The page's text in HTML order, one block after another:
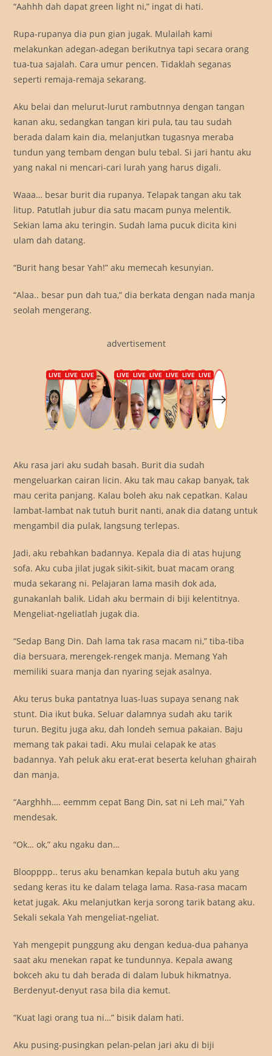
“Aahhh dah dapat green light ni,” ingat di hati.
Rupa-rupanya dia pun gian jugak. Mulailah kami
melakunkan adegan-adegan berikutnya tapi secara orang
tua-tua sajalah. Cara umur pencen. Tidaklah seganas
seperti remaja-remaja sekarang.
Aku belai dan melurut-lurut rambutnnya dengan tangan
kanan aku, sedangkan tangan kiri pula, tau tau sudah
berada dalam kain dia, melanjutkan tugasnya meraba
tundun yang tembam dengan bulu tebal. Si jari hantu aku
yang nakal ni mencari-cari lurah yang harus digali.
Waaa… besar burit dia rupanya. Telapak tangan aku tak
litup. Patutlah jubur dia satu macam punya melentik.
Sekian lama aku teringin. Sudah lama pucuk dicita kini
ulam dah datang.
“Burit hang besar Yah!” aku memecah kesunyian.
“Alaa.. besar pun dah tua,” dia berkata dengan nada manja
seolah mengerang.
advertisement
Aku rasa jari aku sudah basah. Burit dia sudah
mengeluarkan cairan licin. Aku tak mau cakap banyak, tak
mau cerita panjang. Kalau boleh aku nak cepatkan. Kalau
lambat-lambat nak tutuh burit nanti, anak dia datang untuk
mengambil dia pulak, langsung terlepas.
Jadi, aku rebahkan badannya. Kepala dia di atas hujung
sofa. Aku cuba jilat jugak sikit-sikit, buat macam orang
muda sekarang ni. Pelajaran lama masih dok ada,
gunakanlah balik. Lidah aku bermain di biji kelentitnya.
Mengeliat-ngeliatlah jugak dia.
“Sedap Bang Din. Dah lama tak rasa macam ni,” tiba-tiba
dia bersuara, merengek-rengek manja. Memang Yah
memiliki suara manja dan nyaring sejak asalnya.
Aku terus buka pantatnya luas-luas supaya senang nak
stunt. Dia ikut buka. Seluar dalamnya sudah aku tarik
turun. Begitu juga aku, dah londeh semua pakaian. Baju
memang tak pakai tadi. Aku mulai celapak ke atas
badannya. Yah peluk aku erat-erat beserta keluhan ghairah
dan manja.
“Aarghhh…. eemmm cepat Bang Din, sat ni Leh mai,” Yah
mendesak.
“Ok… ok,” aku ngaku dan…
Bloopppp.. terus aku benamkan kepala butuh aku yang
sedang keras itu ke dalam telaga lama. Rasa-rasa macam
ketat jugak. Aku melanjutkan kerja sorong tarik batang aku.
Sekali sekala Yah mengeliat-ngeliat.
Yah mengepit punggung aku dengan kedua-dua pahanya
saat aku menekan rapat ke tundunnya. Kepala awang
bokceh aku tu dah berada di dalam lubuk hikmatnya.
Berdenyut-denyut rasa bila dia kemut.
“Kuat lagi orang tua ni…” bisik dalam hati.
Aku pusing-pusingkan pelan-pelan jari aku di biji